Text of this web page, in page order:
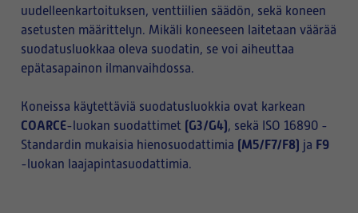
uudelleenkartoituksen, venttiilien säädön, sekä koneen
asetusten määrittelyn. Mikäli koneeseen laitetaan väärää
suodatusluokkaa oleva suodatin, se voi aiheuttaa
epätasapainon ilmanvaihdossa.
Koneissa käytettäviä suodatusluokkia ovat karkean
COARCE-luokan suodattimet (G3/G4), sekä ISO 16890 -
Standardin mukaisia hienosuodattimia (M5/F7/F8) ja F9
-luokan laajapintasuodattimia.